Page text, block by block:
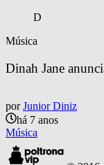
D
Música
Dinah Jane
por Junior Diniz
há 7 anos
Música